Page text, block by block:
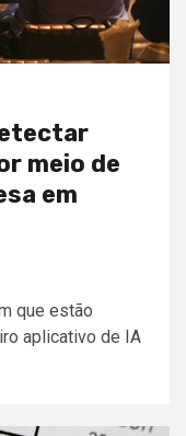
meio de
em
que estão
aplicativo de IA